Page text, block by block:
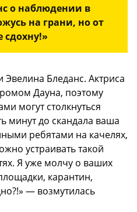
о наблюдении в
на грани, но от
сдохну!»
Бледанс. Актриса
Дауна, поэтому
могут столкнуться
минут до скандала ваша
ребятами на качелях,
устраивать такой
Я уже молчу о ваших
карантин,
— возмутилась